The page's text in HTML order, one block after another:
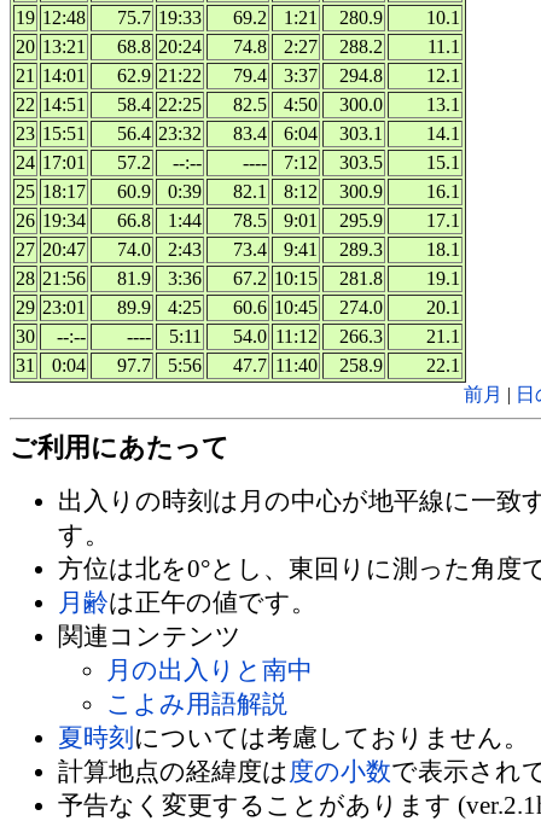
19 12:48 75.7 19:33 69.2 1:21 280.9
10.1
20 13:21 68.8 20:24 74.8 2:27 288.2
11.1
21 14:01 62.9 21:22 79.4 3:37 294.8
12.1
22 14:51 58.4 22:25 82.5 4:50 300.0
13.1
23 15:51 56.4 23:32 83.4 6:04 303.1
14.1
24 17:01 57.2 --:-- ---- 7:12 303.5
15.1
25 18:17 60.9 0:39 82.1 8:12 300.9
16.1
26 19:34 66.8 1:44 78.5 9:01 295.9
17.1
27 20:47 74.0 2:43 73.4 9:41 289.3
18.1
28 21:56 81.9 3:36 67.2 10:15 281.8
19.1
29 23:01 89.9 4:25 60.6 10:45 274.0
20.1
30
--:-- ---- 5:11 54.0 11:12 266.3
21.1
31
0:04 97.7 5:56 47.7 11:40 258.9
22.1
前月 |
ご利用にあたって
出入りの時刻は月の中心が地平線に一致
す。
方位は北を0°とし、東回りに測った角度
月齢は正午の値です。
関連コンテンツ
月の出入りと南中
こよみ用語解説
夏時刻 については考慮しておりません。
計算地点の経緯度は 度の小数で表示され
予告なく変更することがあります